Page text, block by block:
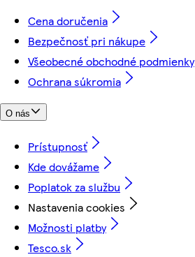
Cena doručenia
Bezpečnosť pri nákupe
Všeobecné obchodné podmienky
Ochrana súkromia
O nás
Prístupnosť
Kde dovážame
Poplatok za službu
Nastavenia cookies
Možnosti platby
Tesco.sk